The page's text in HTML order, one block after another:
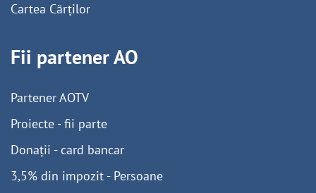
Cartea Cărților
Fii partener AO
Partener AOTV
Proiecte - fii parte
Donații - card bancar
3,5% din impozit - Persoane